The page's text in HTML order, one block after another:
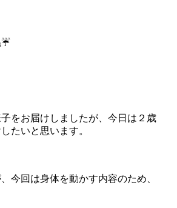
をお届けしましたが、今日は２歳
たいと思います。
今回は身体を動かす内容のため、